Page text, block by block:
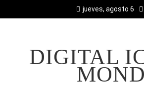
jueves, agosto 6
DIGITAL
MOND